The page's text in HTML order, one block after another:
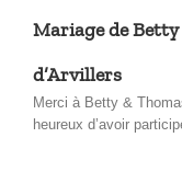
Mariage de Betty
d’Arvillers
Merci à Betty &
heureux d’avoir